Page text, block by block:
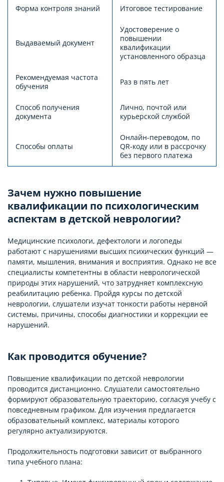
Форма контроля знаний Итоговое тестирование
Выдаваемый документ
Удостоверение о
повышении
квалификации
установленного образца
Рекомендуемая частота
обучения
Раз в пять лет
Способ получения
документа
Лично, почтой или
курьерской службой
Способы оплаты
Онлайн-переводом, по
QR-коду или в рассрочку
без первого платежа
Зачем нужно повышение
квалификации по психологическим
аспектам в детской неврологии?
Медицинские психологи, дефектологи и логопеды
работают с нарушениями высших психических функций —
памяти, мышления, внимания и восприятия. Однако не все
специалисты компетентны в области неврологической
природы этих нарушений, что затрудняет комплексную
реабилитацию ребенка. Пройдя курсы по детской
неврологии, слушатели изучат тонкости работы нервной
системы, причины, способы диагностики и коррекции ее
нарушений.
Как проводится обучение?
Повышение квалификации по детской неврологии
проводится дистанционно. Слушатели самостоятельно
формируют образовательную траекторию, согласуя учебу с
повседневным графиком. Для изучения предлагается
образовательный комплекс, материалы которого
регулярно актуализируются.
Продолжительность подготовки зависит от выбранного
типа учебного плана: